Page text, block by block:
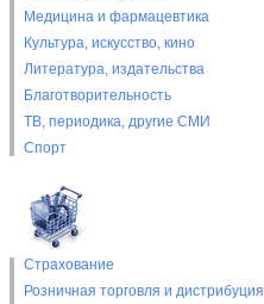
Медицина и фармацевтика
Культура, искусство, кино
Литература, издательства
Благотворительность
ТВ, периодика, другие СМИ
Спорт
Страхование
Розничная торговля и дистрибуция